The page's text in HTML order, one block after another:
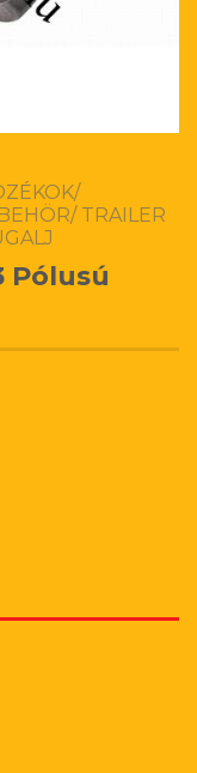
TRAILER
Pólusú